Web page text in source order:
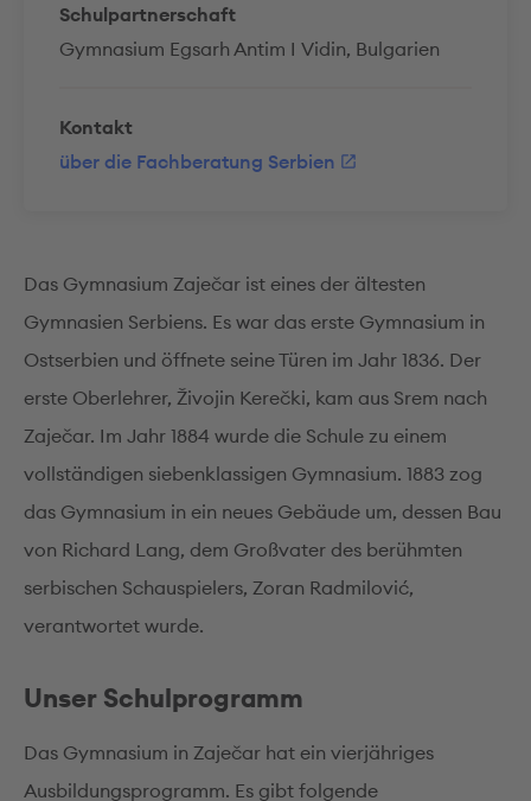
Schulpartnerschaft
Gymnasium Egsarh Antim I Vidin, Bulgarien
Kontakt
über die Fachberatung Serbien
Das Gymnasium Zaječar ist eines der ältesten
Gymnasien Serbiens. Es war das erste Gymnasium in
Ostserbien und öffnete seine Türen im Jahr 1836. Der
erste Oberlehrer, Živojin Kerečki, kam aus Srem nach
Zaječar. Im Jahr 1884 wurde die Schule zu einem
vollständigen siebenklassigen Gymnasium. 1883 zog
das Gymnasium in ein neues Gebäude um, dessen Bau
von Richard Lang, dem Großvater des berühmten
serbischen Schauspielers, Zoran Radmilović,
verantwortet wurde.
Unser Schulprogramm
Das Gymnasium in Zaječar hat ein vierjähriges
Ausbildungsprogramm. Es gibt folgende